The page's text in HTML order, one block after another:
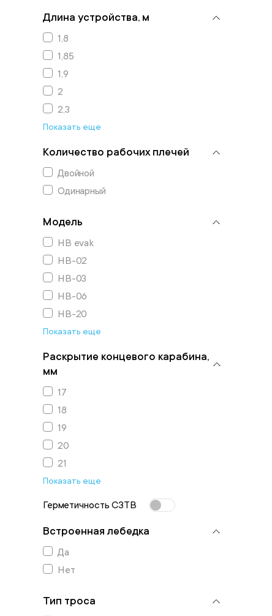
Длина устройства, м
1,8
1,85
1,9
2
2,3
Показать еще
Количество рабочих плечей
Двойной
Одинарный
Модель
НВ evak
НВ-02
НВ-03
НВ-06
НВ-20
Показать еще
Раскрытие концевого карабина,
мм
17
18
19
20
21
Показать еще
Герметичность СЗТВ
Встроенная лебедка
Да
Нет
Тип троса